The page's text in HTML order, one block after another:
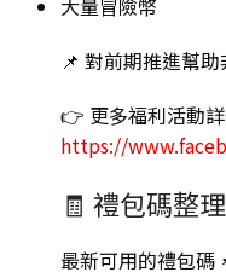
大量冒險幣
📌 對前期推進幫
👉 更多福利活動詳
https://
🧾 禮包碼整理
最新可用的禮包碼